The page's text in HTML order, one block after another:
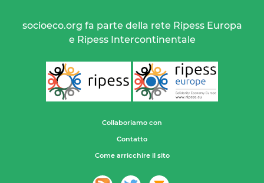
socioeco.org fa parte della rete Ripess Europa
e Ripess Intercontinentale
Collaboriamo con
Contatto
Come arricchire il sito